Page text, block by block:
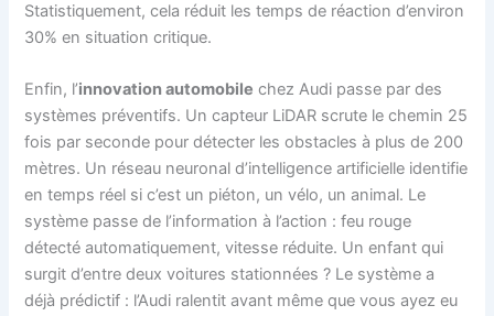
Statistiquement, cela réduit les temps de réaction d’environ
30% en situation critique.
Enfin, l’innovation automobile chez Audi passe par des
systèmes préventifs. Un capteur LiDAR scrute le chemin 25
fois par seconde pour détecter les obstacles à plus de 200
mètres. Un réseau neuronal d’intelligence artificielle identifie
en temps réel si c’est un piéton, un vélo, un animal. Le
système passe de l’information à l’action : feu rouge
détecté automatiquement, vitesse réduite. Un enfant qui
surgit d’entre deux voitures stationnées ? Le système a
déjà prédictif : l’Audi ralentit avant même que vous ayez eu